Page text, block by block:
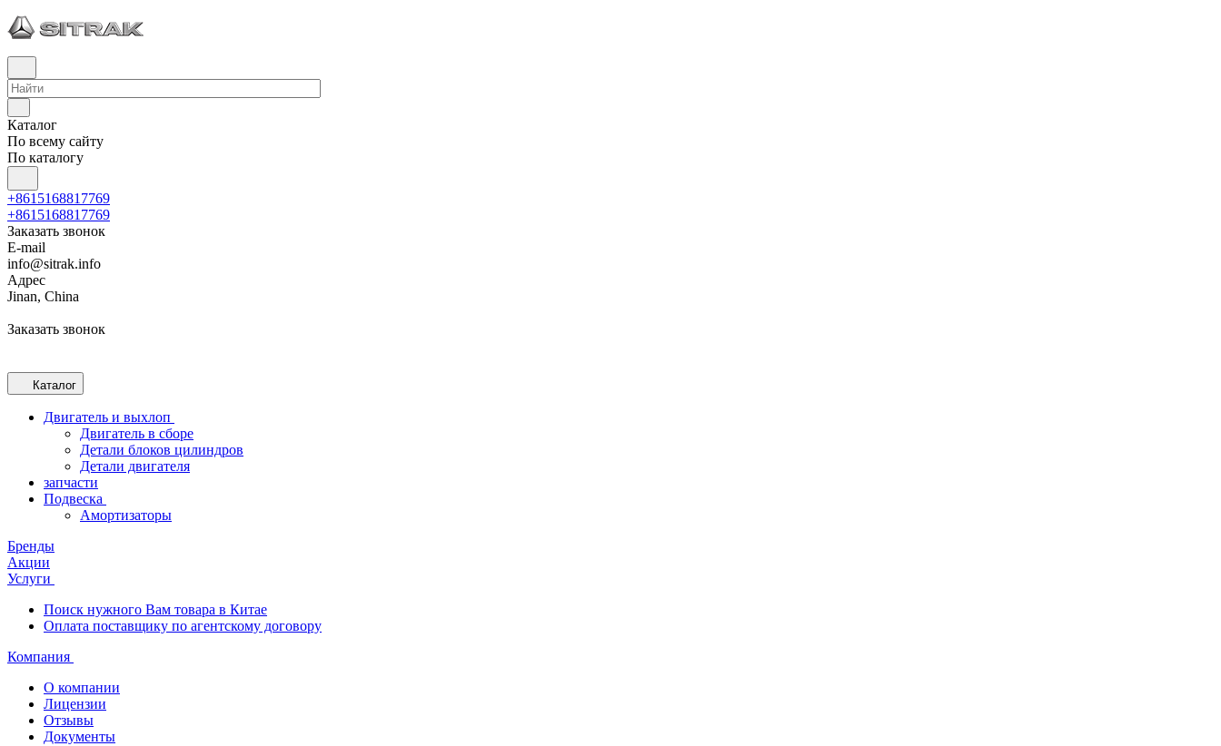
Каталог
По всему сайту
По каталогу
+8615168817769
+8615168817769
Заказать звонок
E-mail
info@sitrak.info
Адрес
Jinan, China
Заказать звонок
Каталог
Двигатель и выхлоп
Двигатель в сборе
Детали блоков цилиндров
Детали двигателя
запчасти
Подвеска
Амортизаторы
Бренды
Акции
Услуги
Поиск нужного Вам товара в Китае
Оплата поставщику по агентскому договору
Компания
О компании
Лицензии
Отзывы
Документы